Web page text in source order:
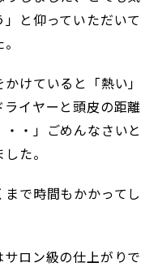
と仰っていただいて
けていると「熱い」
イヤーと頭皮の距離
・」ごめんなさいと
た。
で時間もかかってし
ロン級の仕上がりで